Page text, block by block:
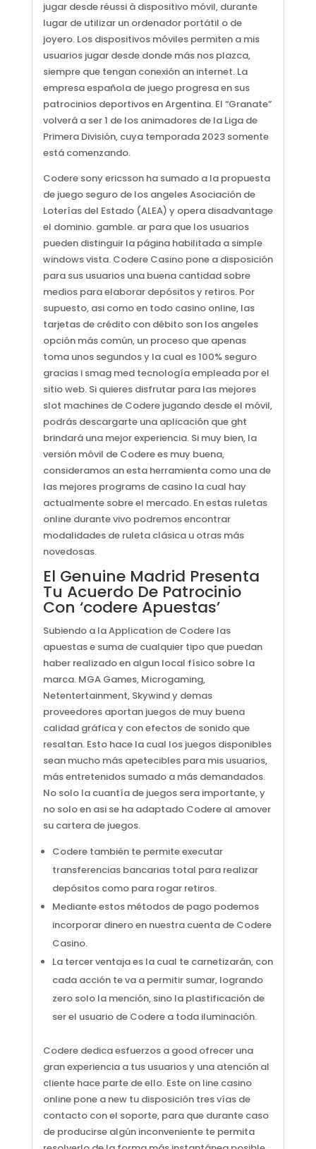
jugar desde réussi à dispositivo móvil, durante
lugar de utilizar un ordenador portátil o de
joyero. Los dispositivos móviles permiten a mis
usuarios jugar desde donde más nos plazca,
siempre que tengan conexión an internet. La
empresa española de juego progresa en sus
patrocinios deportivos en Argentina. El “Granate”
volverá a ser 1 de los animadores de la Liga de
Primera División, cuya temporada 2023 somente
está comenzando.
Codere sony ericsson ha sumado a la propuesta
de juego seguro de los angeles Asociación de
Loterías del Estado (ALEA) y opera disadvantage
el dominio. gamble. ar para que los usuarios
pueden distinguir la página habilitada a simple
windows vista. Codere Casino pone a disposición
para sus usuarios una buena cantidad sobre
medios para elaborar depósitos y retiros. Por
supuesto, asi como en todo casino online, las
tarjetas de crédito con débito son los angeles
opción más común, un proceso que apenas
toma unos segundos y la cual es 100% seguro
gracias i smag med tecnología empleada por el
sitio web. Si quieres disfrutar para las mejores
slot machines de Codere jugando desde el móvil,
podrás descargarte una aplicación que ght
brindará una mejor experiencia. Si muy bien, la
versión móvil de Codere es muy buena,
consideramos an esta herramienta como una de
las mejores programs de casino la cual hay
actualmente sobre el mercado. En estas ruletas
online durante vivo podremos encontrar
modalidades de ruleta clásica u otras más
novedosas.
El Genuine Madrid Presenta
Tu Acuerdo De Patrocinio
Con ‘codere Apuestas’
Subiendo a la Application de Codere las
apuestas e suma de cualquier tipo que puedan
haber realizado en algun local físico sobre la
marca. MGA Games, Microgaming,
Netentertainment, Skywind y demas
proveedores aportan juegos de muy buena
calidad gráfica y con efectos de sonido que
resaltan. Esto hace la cual los juegos disponibles
sean mucho más apetecibles para mis usuarios,
más entretenidos sumado a más demandados.
No solo la cuantía de juegos sera importante, y
no solo en asi se ha adaptado Codere al amover
su cartera de juegos.
Codere también te permite executar
transferencias bancarias total para realizar
depósitos como para rogar retiros.
Mediante estos métodos de pago podemos
incorporar dinero en nuestra cuenta de Codere
Casino.
La tercer ventaja es la cual te carnetizarán, con
cada acción te va a permitir sumar, logrando
zero solo la mención, sino la plastificación de
ser el usuario de Codere a toda iluminación.
Codere dedica esfuerzos a good ofrecer una
gran experiencia a tus usuarios y una atención al
cliente hace parte de ello. Este on line casino
online pone a new tu disposición tres vías de
contacto con el soporte, para que durante caso
de producirse algún inconveniente te permita